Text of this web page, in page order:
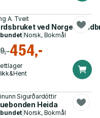
A. Tveit
ved Norges
|Norsk, Bokmål
454,-
Sigurðardóttir
Heida
|Norsk, Bokmål